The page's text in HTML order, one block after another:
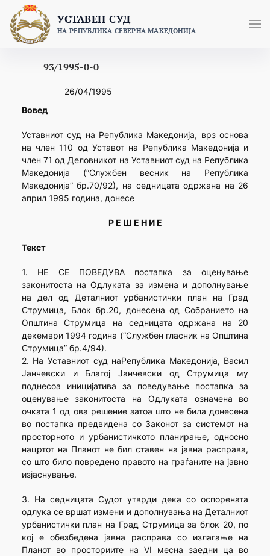
content
УСТАВЕН СУД
НА РЕПУБЛИКА СЕВЕРНА МАКЕДОНИЈА
93/1995-0-0
26/04/1995
Вовед
Уставниот суд на Република Македонија, врз основа
на член 110 од Уставот на Република Македонија и
член 71 од Деловникот на Уставниот суд на Република
Македонија (“Службен весник на Република
Македонија” бр.70/92), на седницата одржана на 26
април 1995 година, донесе
Р Е Ш Е Н И Е
Текст
1. НЕ СЕ ПОВЕДУВА постапка за оценување
законитоста на Одлуката за измена и дополнување
на дел од Деталниот урбанистички план на Град
Струмица, Блок бр.20, донесена од Собранието на
Општина Струмица на седницата одржана на 20
декември 1994 година (“Службен гласник на Општина
Струмица” бр.4/94).
2. На Уставниот суд наРепублика Македонија, Васил
Јанчевски и Благој Јанчевски од Струмица му
поднесоа иницијатива за поведување постапка за
оценување законитоста на Одлуката означена во
очката 1 од ова решение затоа што не била донесена
во постапка предвидена со Законот за системот на
просторното и урбанистичкото планирање, односно
нацртот на Планот не бил ставен на јавна расправа,
со што било повредено правото на граѓаните на јавно
изјаснување.
3. На седницата Судот утврди дека со оспорената
одлука се вршат измени и дополнувања на Деталниот
урбанистички план на Град Струмица за блок 20, по
кој е обезбедена јавна расправа со излагање на
Планот во просториите на VI месна заедни ца во